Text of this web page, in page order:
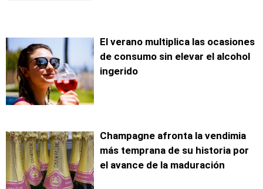
El verano multiplica las ocasiones
de consumo sin elevar el alcohol
ingerido
Champagne afronta la vendimia
más temprana de su historia por
el avance de la maduración